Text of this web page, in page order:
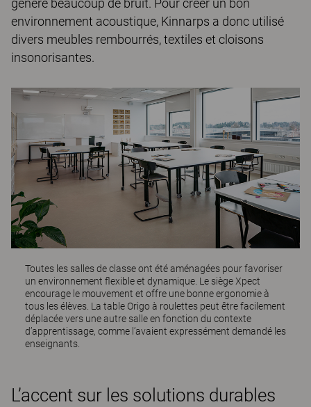
génère beaucoup de bruit. Pour créer un bon
environnement acoustique, Kinnarps a donc utilisé
divers meubles rembourrés, textiles et cloisons
insonorisantes.
Toutes les salles de classe ont été aménagées pour favoriser
un environnement flexible et dynamique. Le siègeXpect
encourage le mouvement et offre une bonne ergonomie à
tous les élèves. La table Origoà roulettes peut être facilement
déplacée vers une autre salle en fonction du contexte
d’apprentissage, comme l’avaient expressément demandé les
enseignants.
L’accent sur les solutions durables